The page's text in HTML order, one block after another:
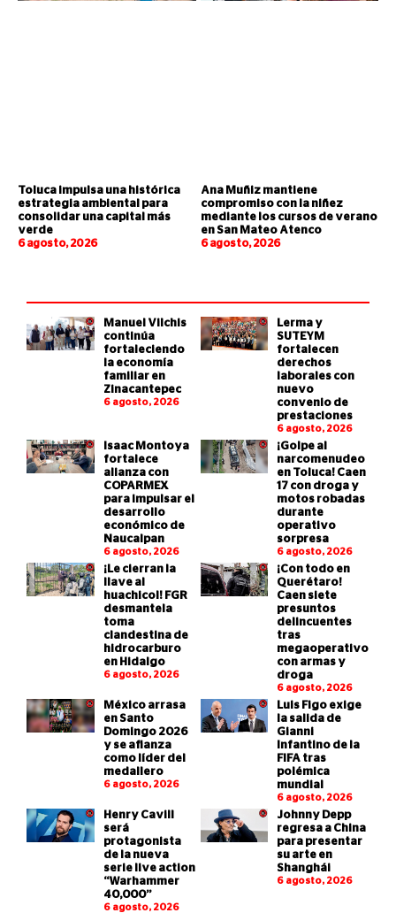
Toluca impulsa una histórica
estrategia ambiental para
consolidar una capital más
verde
6 agosto, 2026
Ana Muñiz mantiene
compromiso con la niñez
mediante los cursos de verano
en San Mateo Atenco
6 agosto, 2026
Manuel Vilchis
continúa
fortaleciendo
la economía
familiar en
Zinacantepec
6 agosto, 2026
Lerma y
SUTEYM
fortalecen
derechos
laborales con
nuevo
convenio de
prestaciones
6 agosto, 2026
Isaac Montoya
fortalece
alianza con
COPARMEX
para impulsar el
desarrollo
económico de
Naucalpan
6 agosto, 2026
¡Golpe al
narcomenudeo
en Toluca! Caen
17 con droga y
motos robadas
durante
operativo
sorpresa
6 agosto, 2026
¡Le cierran la
llave al
huachicol! FGR
desmantela
toma
clandestina de
hidrocarburo
en Hidalgo
6 agosto, 2026
¡Con todo en
Querétaro!
Caen siete
presuntos
delincuentes
tras
megaoperativo
con armas y
droga
6 agosto, 2026
México arrasa
en Santo
Domingo 2026
y se afianza
como líder del
medallero
6 agosto, 2026
Luis Figo exige
la salida de
Gianni
Infantino de la
FIFA tras
polémica
mundial
6 agosto, 2026
Henry Cavill
será
protagonista
de la nueva
serie live action
“Warhammer
40,000”
6 agosto, 2026
Johnny Depp
regresa a China
para presentar
su arte en
Shanghái
6 agosto, 2026